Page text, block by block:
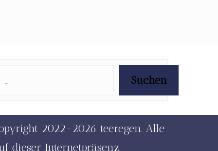
Suchen
2022-2026 teeregen. Alle
dieser Internetpräsenz